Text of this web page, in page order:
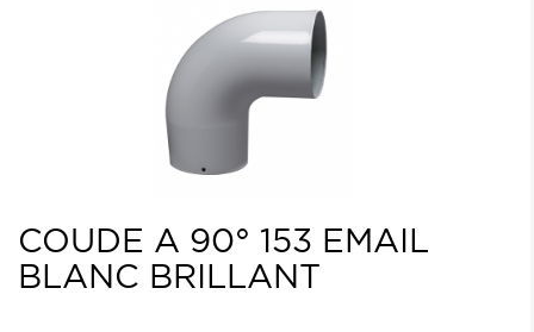
COUDE A 90° 153 EMAIL
BLANC BRILLANT